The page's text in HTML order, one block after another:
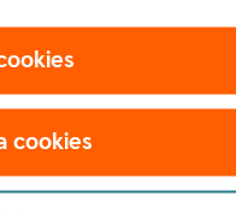
din
cookies